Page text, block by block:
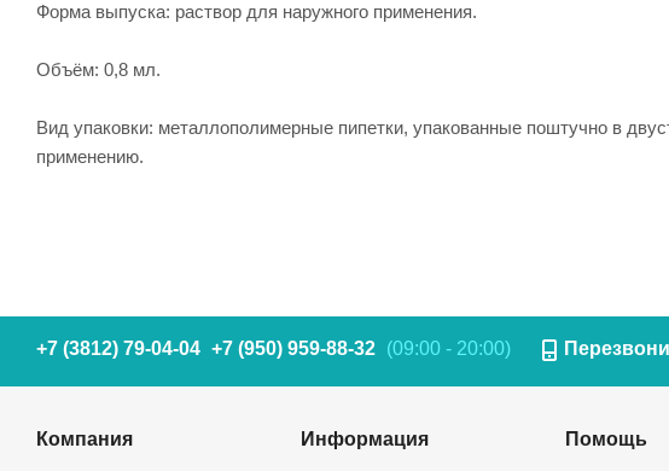
Форма выпуска: раствор для наружного применения.
Объём: 0,8 мл.
Вид упаковки: металлополимерные пипетки, упакованные поштучно в
применению.
+7 (3812) 79-04-04 +7 (950) 959-88-32 (09:00 - 20:00)
Компания Информация Помощь